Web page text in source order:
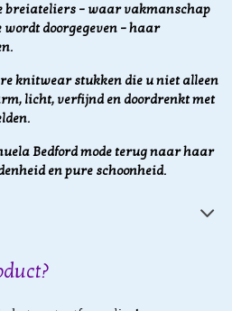
breiateliers – waar vakmanschap
doorgegeven – haar
knitwear stukken die u niet alleen
licht, verfijnd en doordrenkt met
Bedford mode terug naar haar
en pure schoonheid.